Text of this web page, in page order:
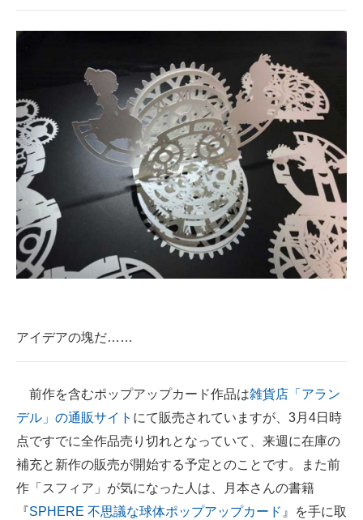
アイデアの塊だ……
前作を含むポップアップカード作品は雑貨店「アラン
デル」の通販サイト にて販売されていますが、3月4日時
点ですでに全作品売り切れとなっていて、来週に在庫の
補充と新作の販売が開始する予定とのことです。また前
作「スフィア」が気になった人は、月本さんの書籍
『SPHERE 不思議な球体ポップアップカード 』を手に取